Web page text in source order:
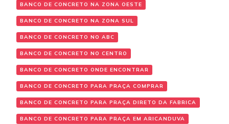
BANCO DE CONCRETO NA ZONA OESTE
BANCO DE CONCRETO NA ZONA SUL
BANCO DE CONCRETO NO ABC
BANCO DE CONCRETO NO CENTRO
BANCO DE CONCRETO ONDE ENCONTRAR
BANCO DE CONCRETO PARA PRAÇA COMPRAR
BANCO DE CONCRETO PARA PRAÇA DIRETO DA FABRICA
BANCO DE CONCRETO PARA PRAÇA EM ARICANDUVA